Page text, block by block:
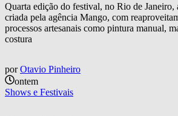
Quarta edição do festival, no Rio de Janeiro,
criada pela agência Mango, com
processos artesanais como pintura manual,
costura
por Otavio Pinheiro
ontem
Shows e Festivais